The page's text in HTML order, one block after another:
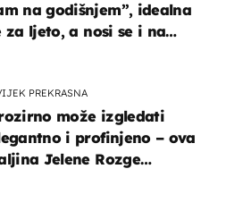
na godišnjem”, idealna
za ljeto, a nosi se i na
PREKRASNA
može izgledati
i profinjeno – ova
Jelene Rozge